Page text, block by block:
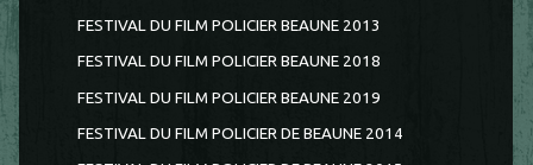
FESTIVAL DU FILM POLICIER BEAUNE 2013
FESTIVAL DU FILM POLICIER BEAUNE 2018
FESTIVAL DU FILM POLICIER BEAUNE 2019
FESTIVAL DU FILM POLICIER DE BEAUNE 2014